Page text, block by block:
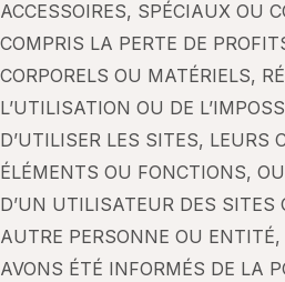
ACCESSOIRES, SPÉCIAUX OU
COMPRIS LA PERTE DE
CORPORELS OU MATÉRIELS,
L’UTILISATION OU DE
D’UTILISER LES SITES, LEURS
ÉLÉMENTS OU FONCTIONS,
D’UN UTILISATEUR DES SITES
AUTRE PERSONNE OU
AVONS ÉTÉ INFORMÉS DE LA